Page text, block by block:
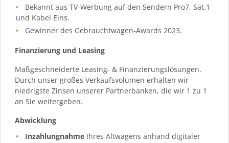
Bekannt aus TV-Werbung auf den Sendern Pro7, Sat.1
und Kabel Eins.
Gewinner des Gebrauchtwagen-Awards 2023.
Finanzierung und Leasing
Maßgeschneiderte Leasing- & Finanzierungslösungen.
Durch unser großes Verkaufsvolumen erhalten wir
niedrigste Zinsen unserer Partnerbanken, die wir 1 zu 1
an Sie weitergeben.
Abwicklung
Inzahlungnahme Ihres Altwagens anhand digitaler